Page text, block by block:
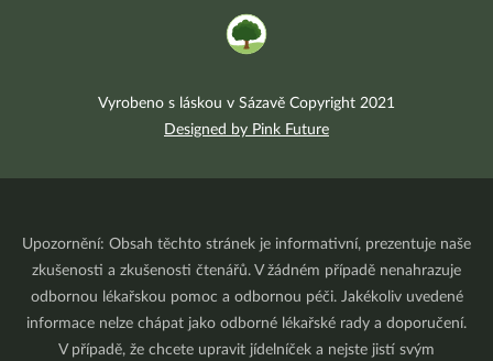
Vyrobeno s láskou v Sázavě Copyright 2021
Designed by Pink Future
Upozornění: Obsah těchto stránek je informativní, prezentuje naše
zkušenosti a zkušenosti čtenářů. V žádném případě nenahrazuje
odbornou lékařskou pomoc a odbornou péči. Jakékoliv uvedené
informace nelze chápat jako odborné lékařské rady a doporučení.
V případě, že chcete upravit jídelníček a nejste jistí svým